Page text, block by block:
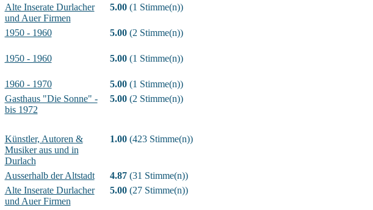
Alte Inserate Durlacher
und Auer Firmen
5.00(1 Stimme(n))
1950 - 1960 5.00(2 Stimme(n))
1950 - 1960 5.00(1 Stimme(n))
1960 - 1970 5.00(1 Stimme(n))
Gasthaus "Die Sonne" -
bis 1972
5.00(2 Stimme(n))
Künstler, Autoren &
Musiker aus und in
Durlach
1.00(423 Stimme(n))
Ausserhalb der Altstadt 4.87(31 Stimme(n))
Alte Inserate Durlacher
und Auer Firmen
5.00(27 Stimme(n))